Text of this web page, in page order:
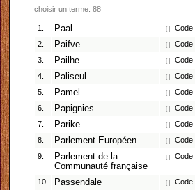
choisir un terme: 88
1. Paal [ ]
Code
2.
Paifve [ ]
Code
3.
Pailhe [ ]
Code
4.
Paliseul [ ]
Code
5.
Pamel [ ]
Code
6.
Papignies [ ]
Code
7.
Parike [ ]
Code
8.
Parlement Européen [ ]
Code
9.
Parlement de la
Communauté française
[ ] Code
10. Passendale [ ]
Code